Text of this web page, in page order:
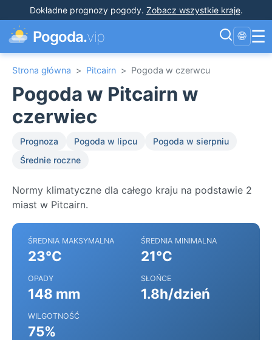
Dokładne prognozy pogody. Zobacz wszystkie kraje.
Pogoda.vip 🌐 ☰
Strona główna > Pitcairn > Pogoda w czerwcu
Pogoda w Pitcairn w
czerwiec
Prognoza Pogoda w lipcu
Pogoda w sierpniu
Średnie roczne
Normy klimatyczne dla całego kraju na podstawie 2
miast w Pitcairn.
ŚREDNIA MAKSYMALNA
23°C
ŚREDNIA MINIMALNA
21°C
OPADY
148 mm
SŁOŃCE
1.8h/dzień
WILGOTNOŚĆ
75%